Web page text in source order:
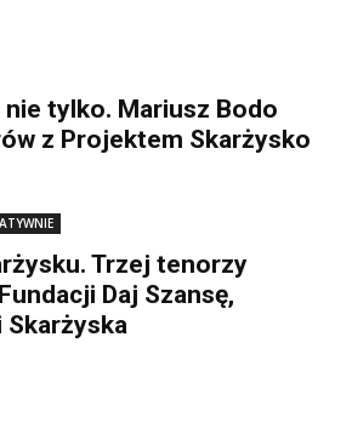
nie tylko. Mariusz Bodo
z Projektem Skarżysko
Trzej tenorzy
Daj Szansę,
Skarżyska